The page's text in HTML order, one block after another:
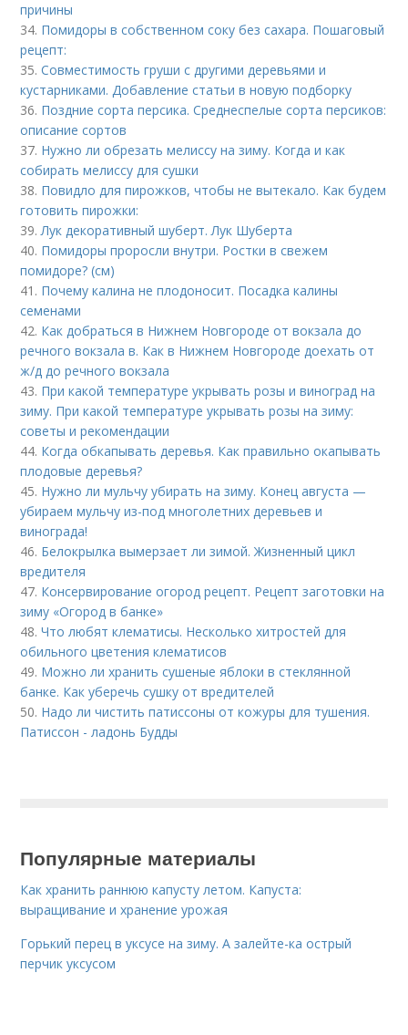
причины
34. Помидоры в собственном соку без сахара. Пошаговый
рецепт:
35.Совместимость груши с другими деревьями и
кустарниками. Добавление статьи в новую подборку
36. Поздние сорта персика. Среднеспелые сорта персиков:
описание сортов
37. Нужно ли обрезать мелиссу на зиму. Когда и как
собирать мелиссу для сушки
38. Повидло для пирожков, чтобы не вытекало. Как будем
готовить пирожки:
39.Лук декоративный шуберт. Лук Шуберта
40. Помидоры проросли внутри. Ростки в свежем
помидоре? (см)
41. Почему калина не плодоносит. Посадка калины
семенами
42. Как добраться в Нижнем Новгороде от вокзала до
речного вокзала в. Как в Нижнем Новгороде доехать от
ж/д до речного вокзала
43. При какой температуре укрывать розы и виноград на
зиму. При какой температуре укрывать розы на зиму:
советы и рекомендации
44. Когда обкапывать деревья. Как правильно окапывать
плодовые деревья?
45. Нужно ли мульчу убирать на зиму. Конец августа —
убираем мульчу из-под многолетних деревьев и
винограда!
46. Белокрылка вымерзает ли зимой. Жизненный цикл
вредителя
47. Консервирование огород рецепт. Рецепт заготовки на
зиму «Огород в банке»
48.Что любят клематисы. Несколько хитростей для
обильного цветения клематисов
49. Можно ли хранить сушеные яблоки в стеклянной
банке. Как уберечь сушку от вредителей
50. Надо ли чистить патиссоны от кожуры для тушения.
Патиссон - ладонь Будды
Популярные материалы
Как хранить раннюю капусту летом. Капуста:
выращивание и хранение урожая
Горький перец в уксусе на зиму. А залейте-ка острый
перчик уксусом